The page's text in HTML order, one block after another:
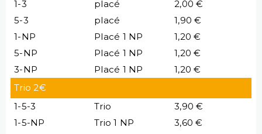
1-3 placé
2,00 €
5-3
placé
1,90 €
1-NP
Placé 1 NP
1,20 €
5-NP
Placé 1 NP
1,20 €
3-NP
Placé 1 NP
1,20 €
Trio 2€
1-5-3
Trio
3,90 €
1-5-NP
Trio 1 NP
3,60 €